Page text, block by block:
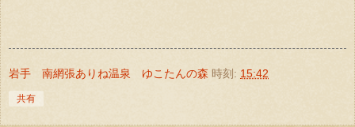
岩手 南網張ありね温泉 ゆこたんの森 時刻: 15:42
共有